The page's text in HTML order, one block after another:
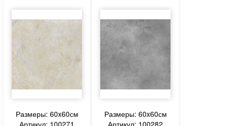
Размеры: 60x60см
Артикул: 100271
Размеры: 60x60см
Артикул: 100282